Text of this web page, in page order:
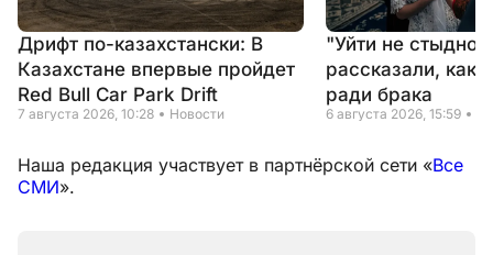
Дрифт по-казахстански: В
Казахстане впервые пройдет
Red Bull Car Park Drift
7 августа 2026, 10:28 Новости
"Уйти не
рассказали, как
ради брака
6 августа 2026, 15:59
Наша редакция участвует в партнёрской сети «Все
СМИ».